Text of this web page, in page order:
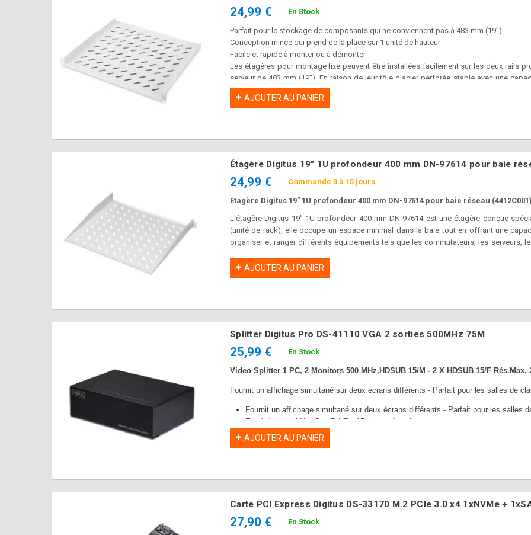
24,99 € En Stock
Parfait pour le stockage de composants qui ne conviennent pas à 483 mm (19")
Conception mince qui prend de la place sur 1 unité de hauteur
Facile et rapide à monter ou à démonter
Les étagères pour montage fixe peuvent être installées facilement sur les deux rails
serveur de 483 mm (19"). En raison de leur tôle d'acier perforée stable avec une
pour les composants qui ne conviennent pas à 483 mm (19").
AJOUTER AU PANIER
Étagère Digitus 19" 1U profondeur 400 mm DN-97614 pour baie
24,99 € Commande 3 à 15 jours
Étagère Digitus 19" 1U profondeur 400 mm DN-97614 pour baie réseau (4412C001)
L'étagère Digitus 19" 1U profondeur 400 mm DN-97614 est une étagère conçue
(unité de rack), elle occupe un espace minimal dans la baie tout en offrant une
organiser et ranger différents équipements tels que les commutateurs, les serveurs,
informatiques, cette étagère est robuste, fiable et facile à installer.
AJOUTER AU PANIER
Splitter Digitus Pro DS-41110 VGA 2 sorties 500MHz 75M
25,99 € En Stock
Video Splitter 1 PC, 2 Monitors 500 MHz,HDSUB 15/M - 2 X HDSUB 15/F Rés.Max.
Fournit un affichage simultané sur deux écrans différents - Parfait pour les salles de
Fournit un affichage simultané sur deux écrans différents - Parfait pour les salles
Entrée/sortie vidéo: Sub-D HD , 15-points, femelles
Distance de transmission Max.: 75m
AJOUTER AU PANIER
Carte PCI Express Digitus DS-33170 M.2 PCIe 3.0 x4 1xNVMe +
27,90 € En Stock